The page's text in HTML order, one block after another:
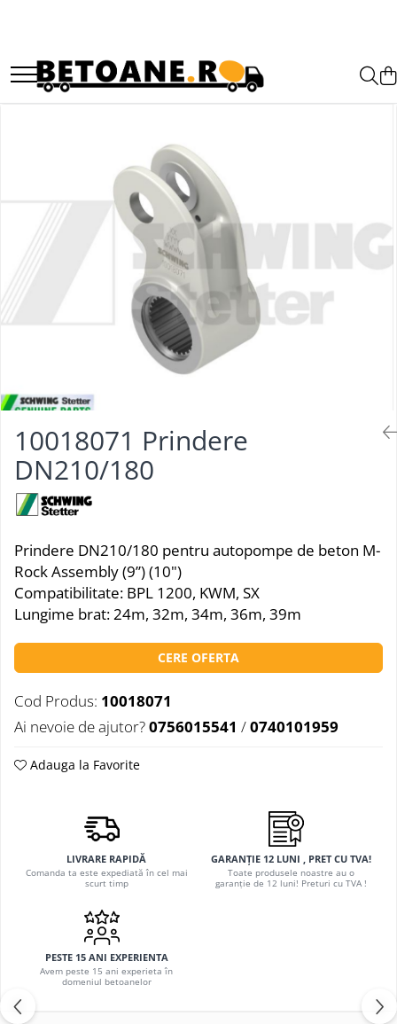
PIESE AUTOBETONIERE
AUTOBETONIERE STETTER
AUTOBETONIERE KARENA
AUTOBETONIERE INTERMIX
AUTOBETONIERE PUTZMEISTER
10018071 Prindere
DN210/180
Prindere DN210/180 pentru autopompe de beton M-
Rock Assembly (9”) (10")
Compatibilitate: BPL 1200, KWM, SX
Lungime brat: 24m, 32m, 34m, 36m, 39m
CERE OFERTA
Cod Produs: 10018071
Ai nevoie de ajutor?0756015541 /0740101959
Adauga la Favorite
LIVRARE RAPIDĂ
Comanda ta este expediată în cel mai
scurt timp
GARANȚIE 12 LUNI , PRET CU TVA!
Toate produsele noastre au o
garanție de 12 luni! Preturi cu TVA !
PESTE 15 ANI EXPERIENTA
Avem peste 15 ani experieta în
domeniul betoanelor